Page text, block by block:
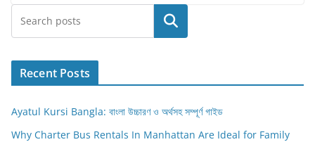
Search
Recent Posts
Ayatul Kursi Bangla: বাংলা উচ্চারণ ও অর্থসহ সম্পূর্ণ গাইড
Why Charter Bus Rentals In Manhattan Are Ideal for Family